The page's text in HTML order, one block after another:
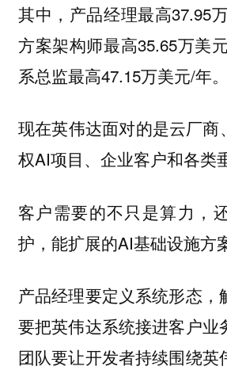
其中，产品经理最高37.95
方案架构师最高35.65万美
系总监最高47.15万美元/年。
现在英伟达面对的是云厂商
权AI项目、企业客户和各类
客户需要的不只是算力，
护，能扩展的AI基础设施方
产品经理要定义系统形态，
要把英伟达系统接进客户业
团队要让开发者持续围绕英